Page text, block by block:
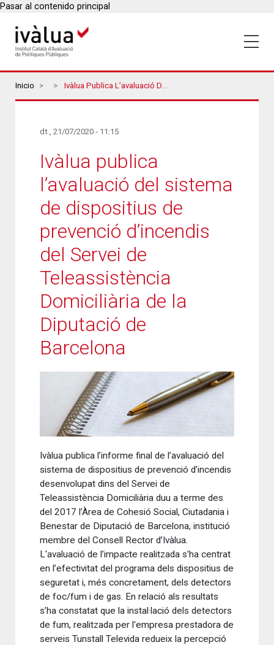
Pasar al contenido principal
Breadcrumbs
Inicio Ivàlua Publica L’avaluació Del Sistema De Dispositius De Prevenció D’incendis Del Servei De Teleassistència Domiciliària De La Diputació De Barcelona
dt., 21/07/2020 - 11:15
Ivàlua publica
l’avaluació del sistema
de dispositius de
prevenció d’incendis
del Servei de
Teleassistència
Domiciliària de la
Diputació de
Barcelona
Ivàlua publica l’informe final de l’avaluació del
sistema de dispositius de prevenció d’incendis
desenvolupat dins del Servei de
Teleassistència Domiciliària duu a terme des
del 2017 l’Àrea de Cohesió Social, Ciutadania i
Benestar de Diputació de Barcelona, institució
membre del Consell Rector d’Ivàlua.
L'avaluació de l’impacte realitzada s’ha centrat
en l’efectivitat del programa dels dispositius de
seguretat i, més concretament, dels detectors
de foc/fum i de gas. En relació als resultats
s’ha constatat que la instal·lació dels detectors
de fum, realitzada per l'empresa prestadora de
serveis Tunstall Televida redueix la percepció